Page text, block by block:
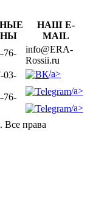
НАШ E-
MAIL
76-
03-
76-
info@ERA-
Rossii.ru
/a>
/a>
/a>
. Все права